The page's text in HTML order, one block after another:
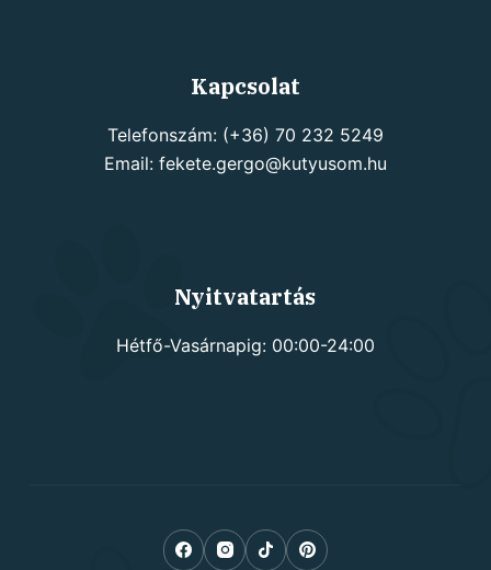
Kapcsolat
Telefonszám: (+36) 70 232 5249
Email: fekete.gergo@kutyusom.hu
Nyitvatartás
Hétfő-Vasárnapig: 00:00-24:00